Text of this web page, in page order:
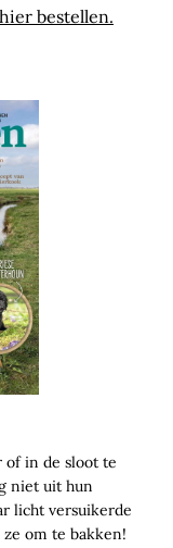
bestellen.
in de sloot te
niet uit hun
licht versuikerde
om te bakken!